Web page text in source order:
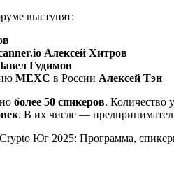
выступят:
Алексей Хитров
Гудимов
MEXC в России Алексей Тэн
более 50 спикеров. Количество
. В их числе —